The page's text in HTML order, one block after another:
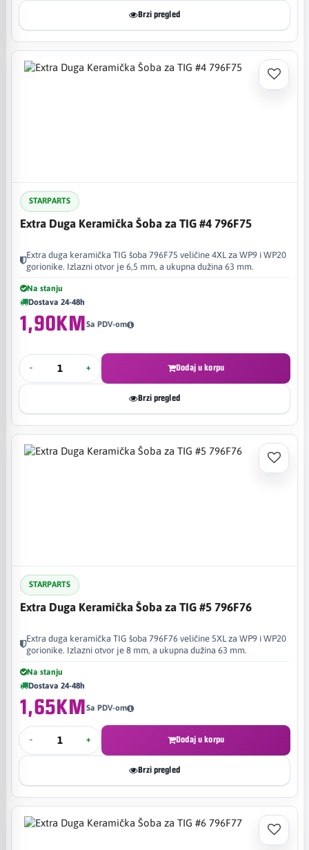
Brzi pregled
STARPARTS
Extra Duga Keramička Šoba za TIG #4 796F75
Extra duga keramička TIG šoba 796F75 veličine 4XL za WP9 i WP20
gorionike. Izlazni otvor je 6,5 mm, a ukupna dužina 63 mm.
Na stanju
Dostava 24-48h
1,90KMSa PDV-om
- + Dodaj u korpu
Brzi pregled
STARPARTS
Extra Duga Keramička Šoba za TIG #5 796F76
Extra duga keramička TIG šoba 796F76 veličine 5XL za WP9 i WP20
gorionike. Izlazni otvor je 8 mm, a ukupna dužina 63 mm.
Na stanju
Dostava 24-48h
1,65KMSa PDV-om
- + Dodaj u korpu
Brzi pregled